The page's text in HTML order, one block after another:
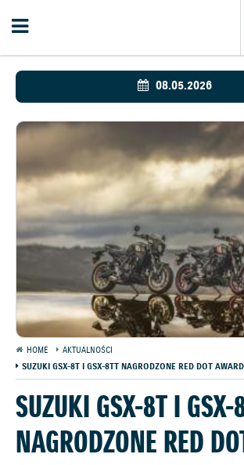
08.05.2026
HOME
AKTUALNOŚCI
SUZUKI GSX-8T I GSX-8TT NAGRODZONE RED DOT AWARD
SUZUKI GSX-8T I GSX-
NAGRODZONE RED